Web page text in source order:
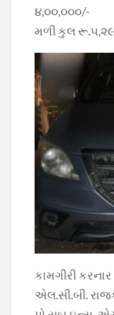
૪,૦૦,૦૦૦/-
મળી કુલ
કામગીરી
એલ.સી.બી.